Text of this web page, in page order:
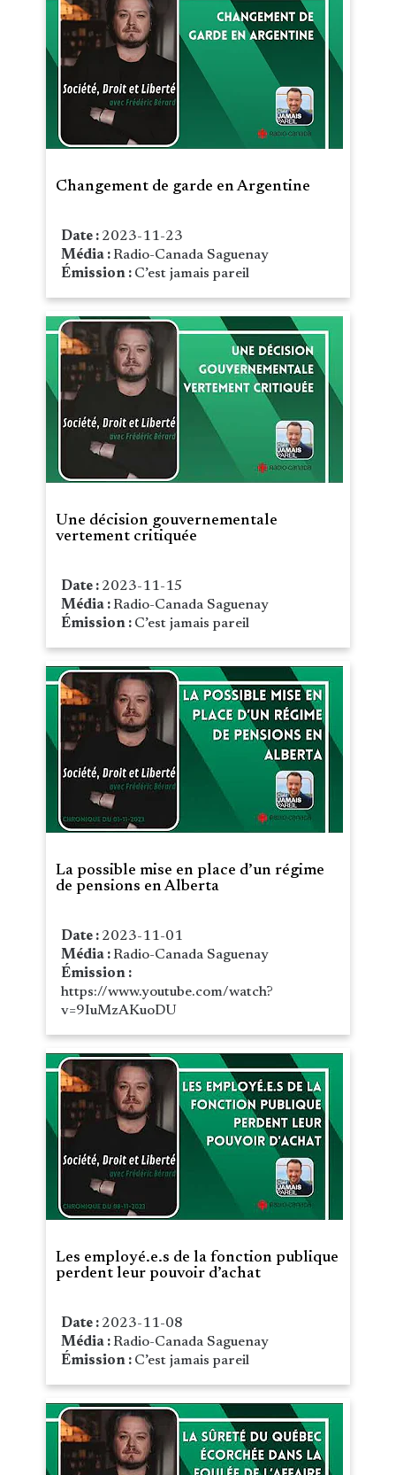
Changement de garde en Argentine
Date : 2023-11-23
Média :Radio-Canada Saguenay
Émission : C’est jamais pareil
Une décision gouvernementale
vertement critiquée
Date : 2023-11-15
Média :Radio-Canada Saguenay
Émission : C’est jamais pareil
La possible mise en place d’un régime
de pensions en Alberta
Date : 2023-11-01
Média :Radio-Canada Saguenay
Émission :
https://www.youtube.com/watch?
v=9IuMzAKuoDU
Les employé.e.s de la fonction publique
perdent leur pouvoir d’achat
Date : 2023-11-08
Média :Radio-Canada Saguenay
Émission : C’est jamais pareil